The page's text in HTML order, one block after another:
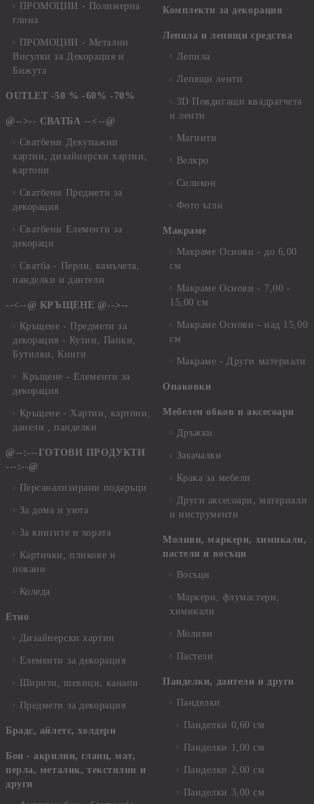
ПРОМОЦИИ - Полимерна
глина
ПРОМОЦИИ - Метални
Висулки за Декорация и
Бижута
OUTLET -50 % -60% -70%
@-->-- СВАТБА --<--@
Сватбени Декупажни
хартии, дизайнерски хартии,
картони
Сватбени Предмети за
декорация
Сватбени Елементи за
декораци
Сватба - Перли, камъчета,
панделки и дантели
--<--@ КРЪЩЕНЕ @-->--
Кръщене - Предмети за
декорация - Кутии, Папки,
Бутилки, Книги
Кръщене - Елементи за
декорация
Кръщене - Хартии, картони,
данели , панделки
@--:---ГОТОВИ ПРОДУКТИ
---:--@
Персанализирани подаръци
За дома и уюта
За книгите и хората
Картички, пликове и
покани
Коледа
Етно
Дизайнерски хартии
Елементи за декорация
Ширити, шевици, канапи
Предмети за декорация
Брадс, айлетс, холдери
Бои - акрилни, гланц, мат,
перла, металик, текстилни и
други
Комплекти за декорация
Лепила и лепящи средства
Лепила
Лепящи ленти
3D Повдигащи квадратчета
и ленти
Магнити
Велкро
Силикон
Фото ъгли
Макраме
Макраме Основи - до 6,00
см
Макраме Основи - 7,00 -
15,00 см
Макраме Основи - над 15,00
см
Макраме - Други материали
Опаковки
Мебелен обков и аксесоари
Дръжки
Закачалки
Крака за мебели
Други аксесоари, материали
и инструменти
Моливи, маркери, химикали,
пастели и восъци
Восъци
Маркери, флумастери,
химикали
Моливи
Пастели
Панделки, дантели и други
Панделки
Панделки 0,60 см
Панделки 1,00 см
Панделки 2,00 см
Панделки 3,00 см